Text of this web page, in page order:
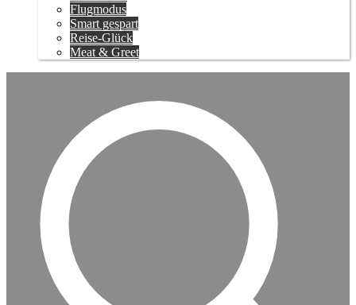
Flugmodus
Smart gespart
Reise-Glück
Meat & Greet